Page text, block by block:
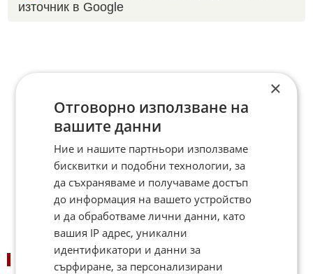
източник в Google
ПОДОБНИ НОВИНИ
×
Отговорно използване на
вашите данни
Ние и нашите партньори използваме
бисквитки и подобни технологии, за
да съхраняваме и получаваме достъп
до информация на вашето устройство
и да обработваме лични данни, като
вашия IP адрес, уникални
идентификатори и данни за
сърфиране, за персонализирани